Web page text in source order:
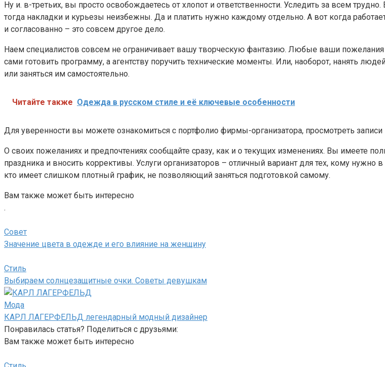
Ну и. в-третьих, вы просто освобождаетесь от хлопот и ответственности. Уследить за всем
тогда накладки и курьезы неизбежны. Да и платить нужно каждому отдельно. А вот когда
и согласованно – это совсем другое дело.
Наем специалистов совсем не ограничивает вашу творческую фантазию. Любые ваши
сами готовить программу, а агентству поручить технические моменты. Или, наоборот, нанять
или заняться им самостоятельно.
Читайте также Одежда в русском стиле и её ключевые особенности
Для уверенности вы можете ознакомиться с портфолио фирмы-организатора, просмотреть
О своих пожеланиях и предпочтениях сообщайте сразу, как и о текущих изменениях. Вы имеете
праздника и вносить коррективы. Услуги организаторов – отличный вариант для тех, кому
кто имеет слишком плотный график, не позволяющий заняться подготовкой самому.
Вам также может быть интересно
.
Совет
Значение цвета в одежде и его влияние на женщину
Стиль
Выбираем солнцезащитные очки. Советы девушкам
Мода
КАРЛ ЛАГЕРФЕЛЬД легендарный модный дизайнер
Понравилась статья? Поделиться с друзьями:
Вам также может быть интересно